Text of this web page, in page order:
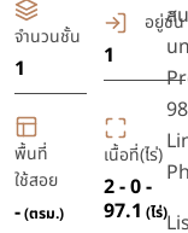
จำนวนชั้น
1
อยู่ชั้น
1
พื้นที่
ใช้สอย
-(ตรม.)
เนื้อที่(ไร่)
2 - 0 -
97.1 (ไร่)
ส
น